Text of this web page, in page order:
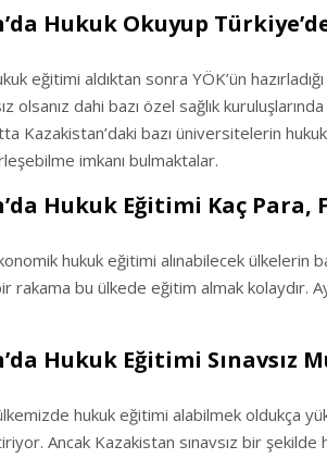
Hukuk Okuyup
eğitimi aldıktan sonra YÖK’ün
olsanız dahi bazı özel sağlık
Kazakistan’daki bazı üniversitelerin
imkanı bulmaktalar.
Hukuk Eğitimi Kaç Para,
hukuk eğitimi alınabilecek ülkelerin
rakama bu ülkede eğitim almak kolaydır.
Hukuk Eğitimi Sınavsız
hukuk eğitimi alabilmek oldukça
Ancak Kazakistan sınavsız bir şekilde